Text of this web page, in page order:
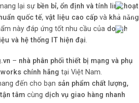
lại sự bền bỉ, ổn định và tính linh hoạt
quốc tế, vật liệu cao cấp và khả năng
này đáp ứng tốt nhu cầu của doanh
và hệ thống IT hiện đại.
– nhà phân phối thiết bị mạng và phụ
chính hãng tại Việt Nam.
đến cho bạn sản phẩm chất lượng,
tâm cùng dịch vụ giao hàng nhanh